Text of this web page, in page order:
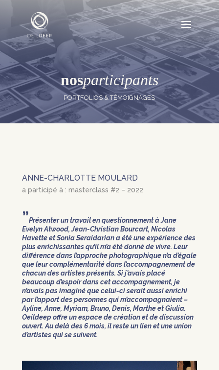
nosparticipants
PORTFOLIOS & TÉMOIGNAGES
ANNE-CHARLOTTE MOULARD
a participé à : masterclass #2 – 2022
”Présenter un travail en questionnement à Jane
Evelyn Atwood, Jean-Christian Bourcart, Nicolas
Havette et Sonia Seraidarian a été une expérience des
plus enrichissantes qu’il m’a été donné de vivre. Leur
différence dans l’approche photographique n’a d’égale
que leur complémentarité dans l’accompagnement de
chacun des artistes présents. Si j’avais placé
beaucoup d’espoir dans cet accompagnement, je
n’avais pas imaginé que celui-ci serait aussi enrichi
par l’apport des personnes qui m’accompagnaient –
Ayline, Anne, Myriam, Bruno, Denis, Marthe et Giulia.
Oeildeep offre un espace de création et de discussion
ouvert. Au delà des 6 mois, il reste un lien et une union
d’artistes qui se suivent.